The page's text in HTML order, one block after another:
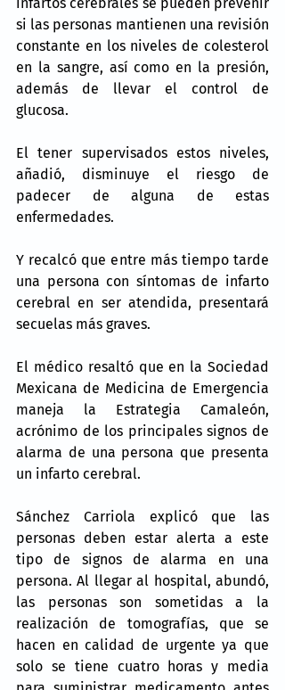
si las personas mantienen una revisión
constante en los niveles de colesterol
en la sangre, así como en la presión,
además de llevar el control de
glucosa.
El tener supervisados estos niveles,
añadió, disminuye el riesgo de
padecer de alguna de estas
enfermedades.
Y recalcó que entre más tiempo tarde
una persona con síntomas de infarto
cerebral en ser atendida, presentará
secuelas más graves.
El médico resaltó que en la Sociedad
Mexicana de Medicina de Emergencia
maneja la Estrategia Camaleón,
acrónimo de los principales signos de
alarma de una persona que presenta
un infarto cerebral.
Sánchez Carriola explicó que las
personas deben estar alerta a este
tipo de signos de alarma en una
persona. Al llegar al hospital, abundó,
las personas son sometidas a la
realización de tomografías, que se
hacen en calidad de urgente ya que
solo se tiene cuatro horas y media